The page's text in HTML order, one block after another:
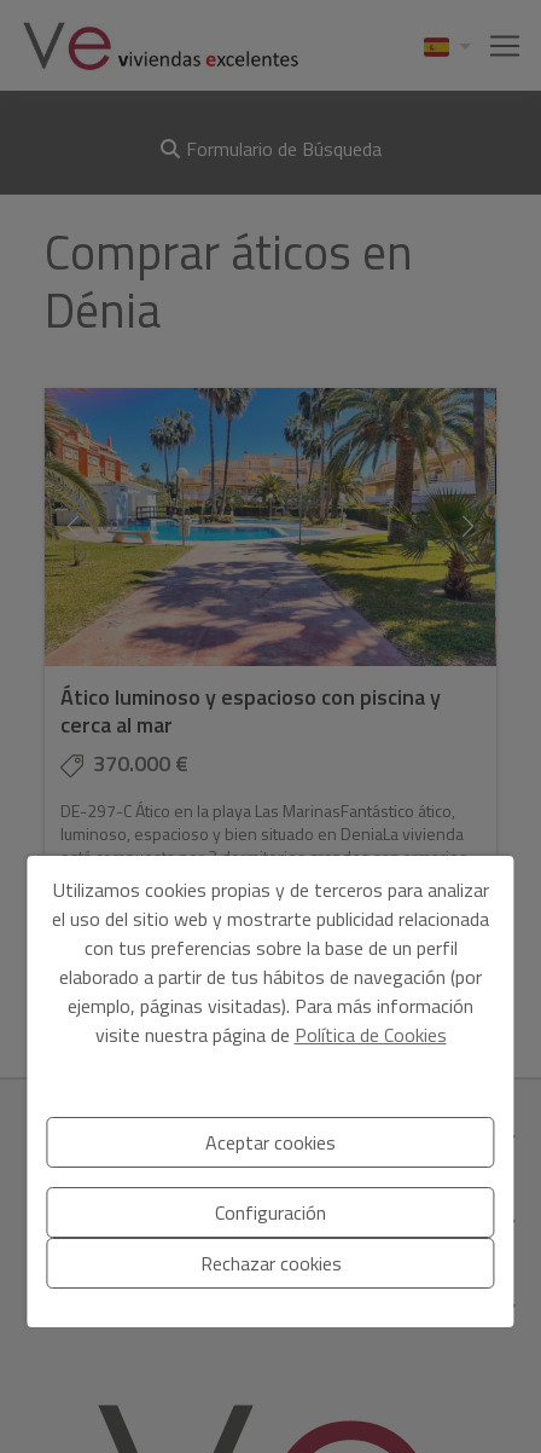
Formulario de Búsqueda
Comprar áticos en
Dénia
Ático luminoso y espacioso con piscina y
cerca al mar
370.000 €
DE-297-C Ático en la playa Las MarinasFantástico ático,
luminoso, espacioso y bien situado en DeniaLa vivienda
está compuesta por 3 dormitorios grandes con armarios
...
Ref. DE-297-C 90 m 3 2
ENCUÉNTRANOS
Utilizamos cookies propias y de terceros para analizar
el uso del sitio web y mostrarte publicidad relacionada
con tus preferencias sobre la base de un perfil
elaborado a partir de tus hábitos de navegación (por
ejemplo, páginas visitadas). Para más información
visite nuestra página de Política de Cookies
Aceptar cookies
Configuración
Rechazar cookies